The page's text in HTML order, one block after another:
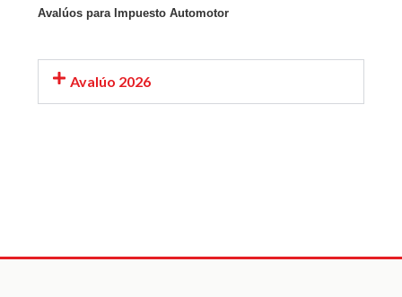
Avalúos para Impuesto Automotor
Avalúo 2026